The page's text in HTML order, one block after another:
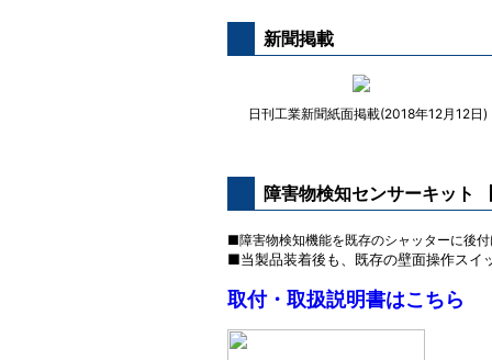
新聞掲載
日刊工業新聞紙面掲載(2018年12月12日)
障害物検知センサーキット
■障害物検知機能を既存のシャッターに後
■当製品装着後も、既存の壁面操作スイ
取付・取扱説明書はこちら